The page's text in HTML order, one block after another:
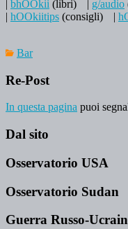
| bhOOkii (libri) | g/audio
| hOOkiitips (consigli) |
Bar
Re-Post
In questa pagina puoi
Dal sito
Osservatorio USA
Osservatorio Sudan
Guerra Russo-